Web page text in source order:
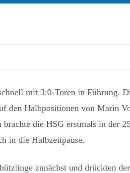
mit 3:0-Toren in Führung.
den Halbpositionen von Marin
die HSG erstmals in
in die Halbzeitpause.
zunächst und drückten